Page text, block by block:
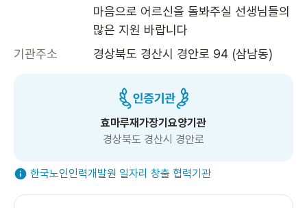
마음으로 어르신을 돌봐주실 선생님들의
많은 지원 바랍니다
기관주소
경상북도 경산시 경안로 94 (삼남동)
효마루재가장기요양기관
경상북도 경산시 경안로
한국노인인력개발원 일자리 창출 협력기관